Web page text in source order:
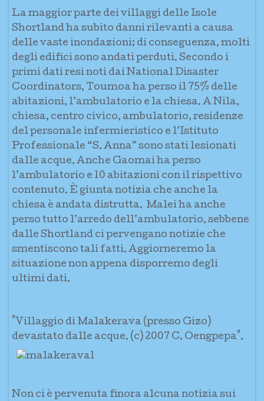
La maggior parte dei villaggi delle Isole
Shortland ha subito danni rilevanti a causa
delle vaste inondazioni; di conseguenza, molti
degli edifici sono andati perduti. Secondo i
primi dati resi noti dai National Disaster
Coordinators, Toumoa ha perso il 75% delle
abitazioni, l’ambulatorio e la chiesa. A Nila,
chiesa, centro civico, ambulatorio, residenze
del personale infermieristico e l’Istituto
Professionale “S. Anna” sono stati lesionati
dalle acque. Anche Gaomai ha perso
l’ambulatorio e 10 abitazioni con il rispettivo
contenuto. È giunta notizia che anche la
chiesa è andata distrutta. Malei ha anche
perso tutto l’arredo dell’ambulatorio, sebbene
dalle Shortland ci pervengano notizie che
smentiscono tali fatti. Aggiorneremo la
situazione non appena disporremo degli
ultimi dati.
"Villaggio di Malakerava (presso Gizo)
devastato dalle acque. (c) 2007 C. Oengpepa".
Non ci è pervenuta finora alcuna notizia sui